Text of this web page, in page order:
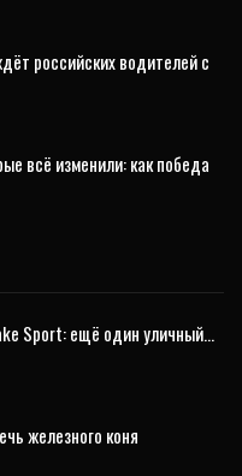
российских водителей с
всё изменили: как победа
Sport: ещё один уличный…
железного коня